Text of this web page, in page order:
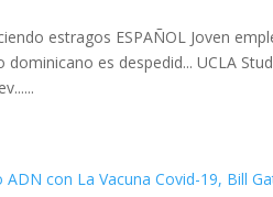
estragos ESPAÑOL Joven
dominicano es despedid... UCLA